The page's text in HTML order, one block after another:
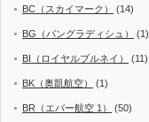
BC（スカイマーク） (14)
BG（バングラディシュ） (1)
BI（ロイヤルブルネイ） (11)
BK（奥凱航空） (1)
BR（エバー航空 1） (50)